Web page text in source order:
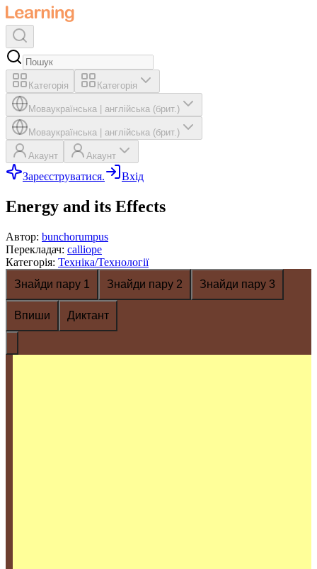
Категорія Категорія
Моваукраїнська англійська (брит.)
Моваукраїнська англійська (брит.)
Акаунт Акаунт
Зареєструватися. Вхід
Energy and its Effects
Автор: bunchorumpus
Перекладач: calliope
Категорія: Техніка/Технології
Знайди пару 1
Знайди пару 2 Знайди пару 3
Впиши Диктант